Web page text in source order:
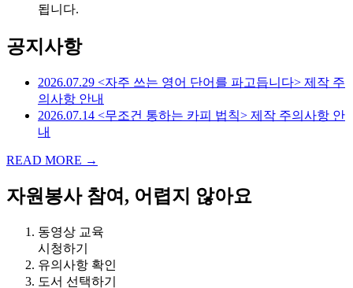
됩니다.
공지사항
2026.07.29 <자주 쓰는 영어 단어를 파고듭니다> 제작 주
의사항 안내
2026.07.14 <무조건 통하는 카피 법칙> 제작 주의사항 안
내
READ MORE →
자원봉사 참여, 어렵지 않아요
동영상 교육
시청하기
유의사항 확인
도서 선택하기